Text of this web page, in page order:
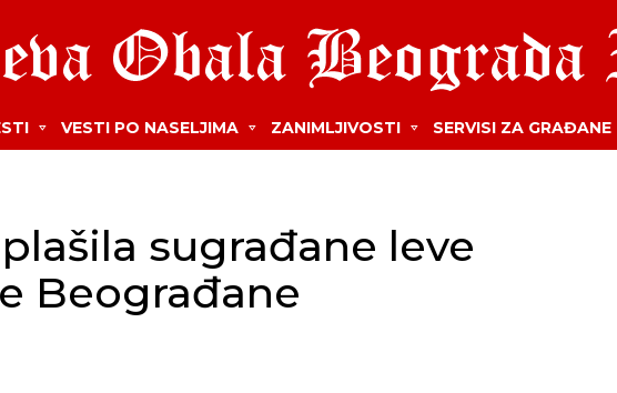
VESTI PO NASELJIMA ZANIMLJIVOSTI SERVISI ZA GRAĐANE
sugrađane leve
Beograđane